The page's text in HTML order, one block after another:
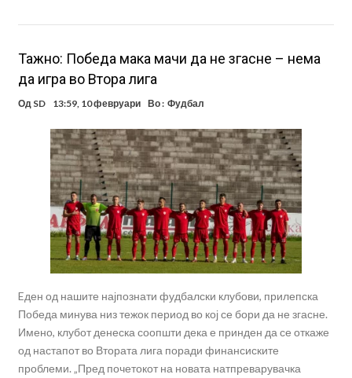
Тажно: Победа мака мачи да не згасне – нема
да игра во Втора лига
Од SD 13:59, 10 февруари Во : Фудбал
Eден од нашите најпознати фудбалски клубови, прилепска
Победа минува низ тежок период во кој се бори да не згасне.
Имено, клубот денеска соопшти дека е принден да се откаже
од настапот во Втората лига поради финансиските
проблеми. „Пред почетокот на новата натпреварувачка